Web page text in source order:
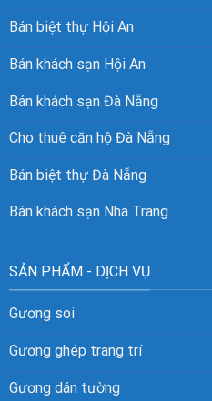
Bán biệt thự Hội An
Bán khách sạn Hội An
Bán khách sạn Đà Nẵng
Cho thuê căn hộ Đà Nẵng
Bán biệt thự Đà Nẵng
Bán khách sạn Nha Trang
SẢN PHẨM - DỊCH VỤ
Gương soi
Gương ghép trang trí
Gương dán tường